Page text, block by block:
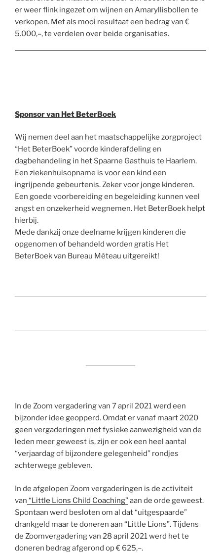
er weer flink ingezet om wijnen en Amaryllisbollen te
verkopen. Met als mooi resultaat een bedrag van €
5.000,–, te verdelen over beide organisaties.
Sponsor van Het BeterBoek
Wij nemen deel aan het maatschappelijke zorgproject
“Het BeterBoek” voorde kinderafdeling en
dagbehandeling in het Spaarne Gasthuis te Haarlem.
Een ziekenhuisopname is voor een kind een
ingrijpende gebeurtenis. Zeker voor jonge kinderen.
Een goede voorbereiding en begeleiding kunnen veel
angst en onzekerheid wegnemen. Het BeterBoek helpt
hierbij.
Mede dankzij onze deelname krijgen kinderen die
opgenomen of behandeld worden gratis Het
BeterBoek van Bureau Méteau uitgereikt!
In de Zoom vergadering van 7 april 2021 werd een
bijzonder idee geopperd. Omdat er vanaf maart 2020
geen vergaderingen met fysieke aanwezigheid van de
leden meer geweest is, zijn er ook een heel aantal
“verjaardag of bijzondere gelegenheid” rondjes
achterwege gebleven.
In de afgelopen Zoom vergaderingen is de activiteit
van “Little Lions Child Coaching”aan de orde geweest.
Spontaan werd besloten om al dat “uitgespaarde”
drankgeld maar te doneren aan “Little Lions”. Tijdens
de Zoomvergadering van 28 april 2021 werd het te
doneren bedrag afgerond op € 625,–.